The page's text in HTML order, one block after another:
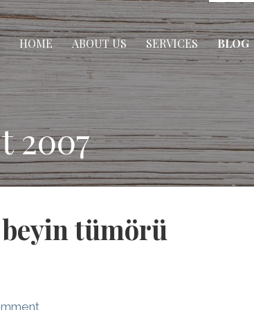
HOME ABOUT US SERVICES BLOG
2007
tümörü